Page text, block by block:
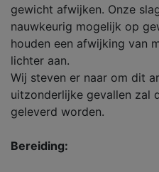
gewicht afwijken. Onze
nauwkeurig mogelijk op
houden een afwijking van
lichter aan.
Wij steven er naar om dit
uitzonderlijke gevallen zal
geleverd worden.
Bereiding: